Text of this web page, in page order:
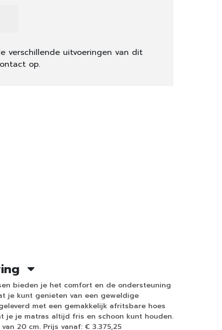
verschillende uitvoeringen van dit
op.
bieden je het comfort en de ondersteuning
je kunt genieten van een geweldige
met een gemakkelijk afritsbare hoes
je je matras altijd fris en schoon kunt houden.
20 cm. Prijs vanaf: € 3.375,25